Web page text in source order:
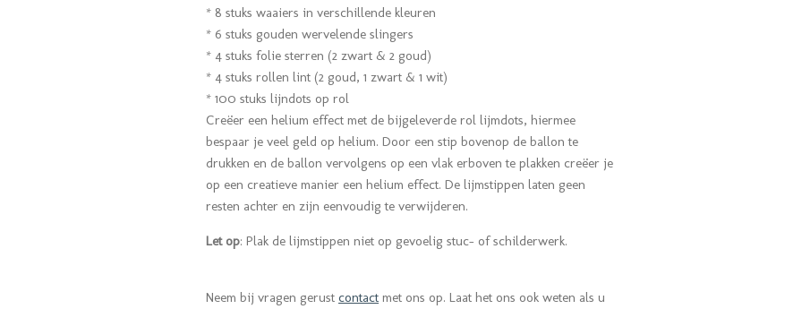
* 8 stuks waaiers in verschillende kleuren
* 6 stuks gouden wervelende slingers
* 4 stuks folie sterren (2 zwart & 2 goud)
* 4 stuks rollen lint (2 goud, 1 zwart & 1 wit)
* 100 stuks lijndots op rol
Creëer een helium effect met de bijgeleverde rol lijmdots, hiermee
bespaar je veel geld op helium. Door een stip bovenop de ballon te
drukken en de ballon vervolgens op een vlak erboven te plakken creëer je
op een creatieve manier een helium effect. De lijmstippen laten geen
resten achter en zijn eenvoudig te verwijderen.
Let op: Plak de lijmstippen niet op gevoelig stuc- of schilderwerk.
Neem bij vragen gerust contact met ons op. Laat het ons ook weten als u